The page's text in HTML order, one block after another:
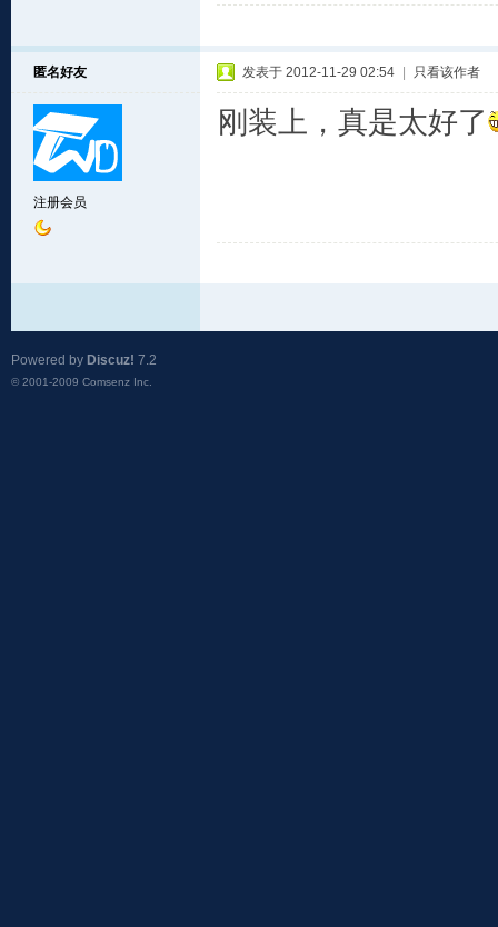
匿名好友
注册会员
发表于 2012-11-29 02:54 只看该作者
刚装上，真是太好了
Powered by Discuz! 7.2
© 2001-2009 Comsenz Inc.